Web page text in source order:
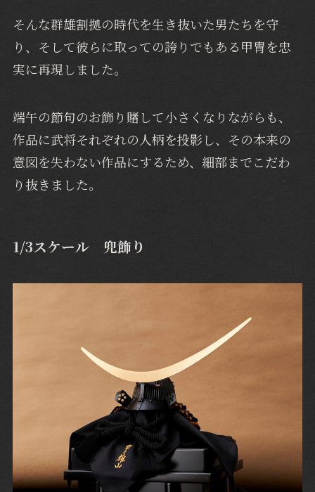
そんな群雄割拠の時代を生き抜いた男たちを守
り、そして彼らに取っての誇りでもある甲冑を忠
実に再現しました。
端午の節句のお飾り賭して小さくなりながらも、
作品に武将それぞれの人柄を投影し、その本来の
意図を失わない作品にするため、細部までこだわ
り抜きました。
1/3スケール 兜飾り